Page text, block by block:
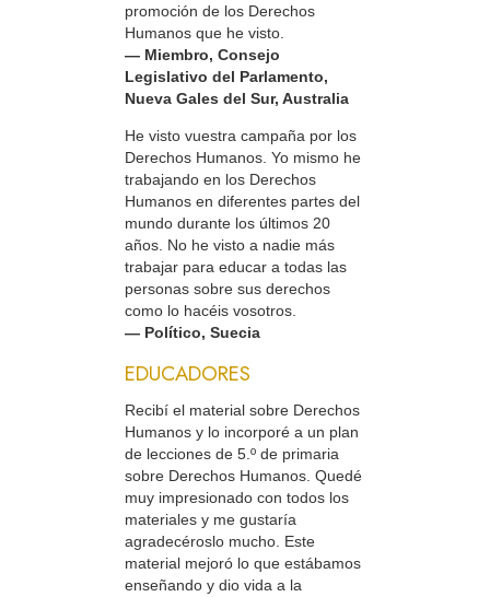
promoción de los Derechos
Humanos que he visto.
— Miembro, Consejo
Legislativo del Parlamento,
Nueva Gales del Sur, Australia
He visto vuestra campaña por los
Derechos Humanos. Yo mismo he
trabajando en los Derechos
Humanos en diferentes partes del
mundo durante los últimos 20
años. No he visto a nadie más
trabajar para educar a todas las
personas sobre sus derechos
como lo hacéis vosotros.
— Político, Suecia
EDUCADORES
Recibí el material sobre Derechos
Humanos y lo incorporé a un plan
de lecciones de 5.º de primaria
sobre Derechos Humanos. Quedé
muy impresionado con todos los
materiales y me gustaría
agradecéroslo mucho. Este
material mejoró lo que estábamos
enseñando y dio vida a la